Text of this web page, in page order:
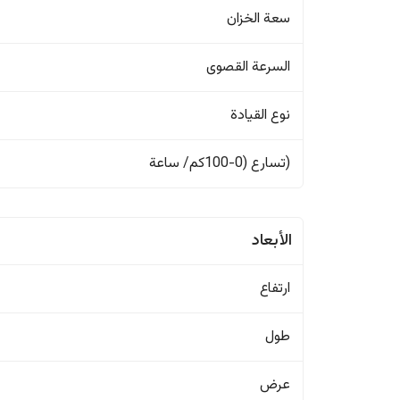
سعة الخزان
السرعة القصوى
نوع القيادة
(تسارع (0-100كم/ ساعة
الأبعاد
ارتفاع
طول
عرض